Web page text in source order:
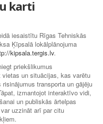
karti
iesaistītu Rīgas Tehniskās
Ķīpsalā lokālplānojuma
kipsala.tergis.lv.
priekšlikumus
vietas un situācijas, kas varētu
transporta un gājēju
izmantojot interaktīvo vidi,
un publiskās ārtelpas
uzzināt arī par citu